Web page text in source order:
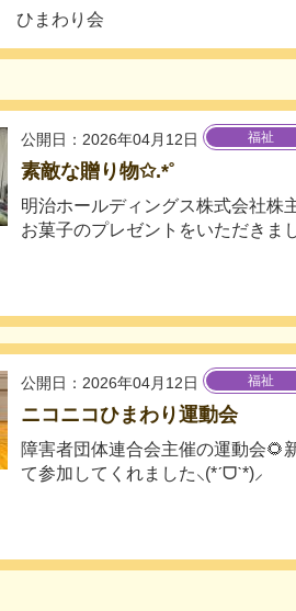
ひまわり会
公開日：2026年04月12日 福祉
素敵な贈り物✩.*˚
明治ホールディングス株式会社株
お菓子のプレゼントをいただきま
公開日：2026年04月12日 福祉
ニコニコひまわり運動会
障害者団体連合会主催の運動会🌻
て参加してくれました⸜(*ˊᗜˋ*)⸝